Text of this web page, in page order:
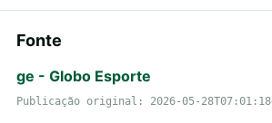
Fonte
ge - Globo Esporte
Publicação original: 2026-05-